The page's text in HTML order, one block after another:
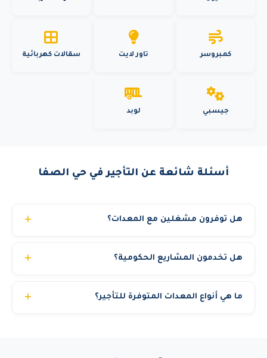
كمبروسر تاور لايت سقالات كهربائية
جيسبي لوبد
أسئلة شائعة عن التأجير في حي الصفا
هل توفرون مشغلين مع المعدات؟
سنوات. يمكنك اختيار استئجار المعدة مع مشغل أو بدون حسب
هل تخدمون المشاريع الحكومية؟
والشركات الكبرى والمشاريع الخاصة. نوفر جميع المستندات
ما هي أنواع المعدات المتوفرة للتأجير؟